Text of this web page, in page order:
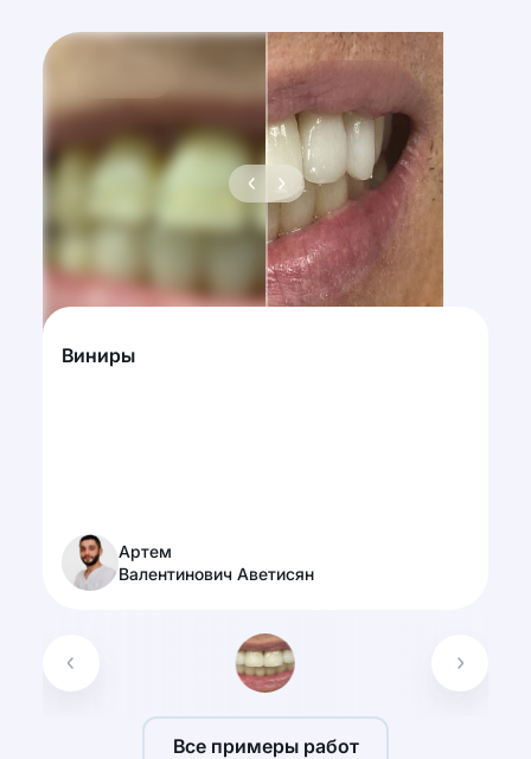
Виниры
Артем
Валентинович Аветисян
Все примеры работ